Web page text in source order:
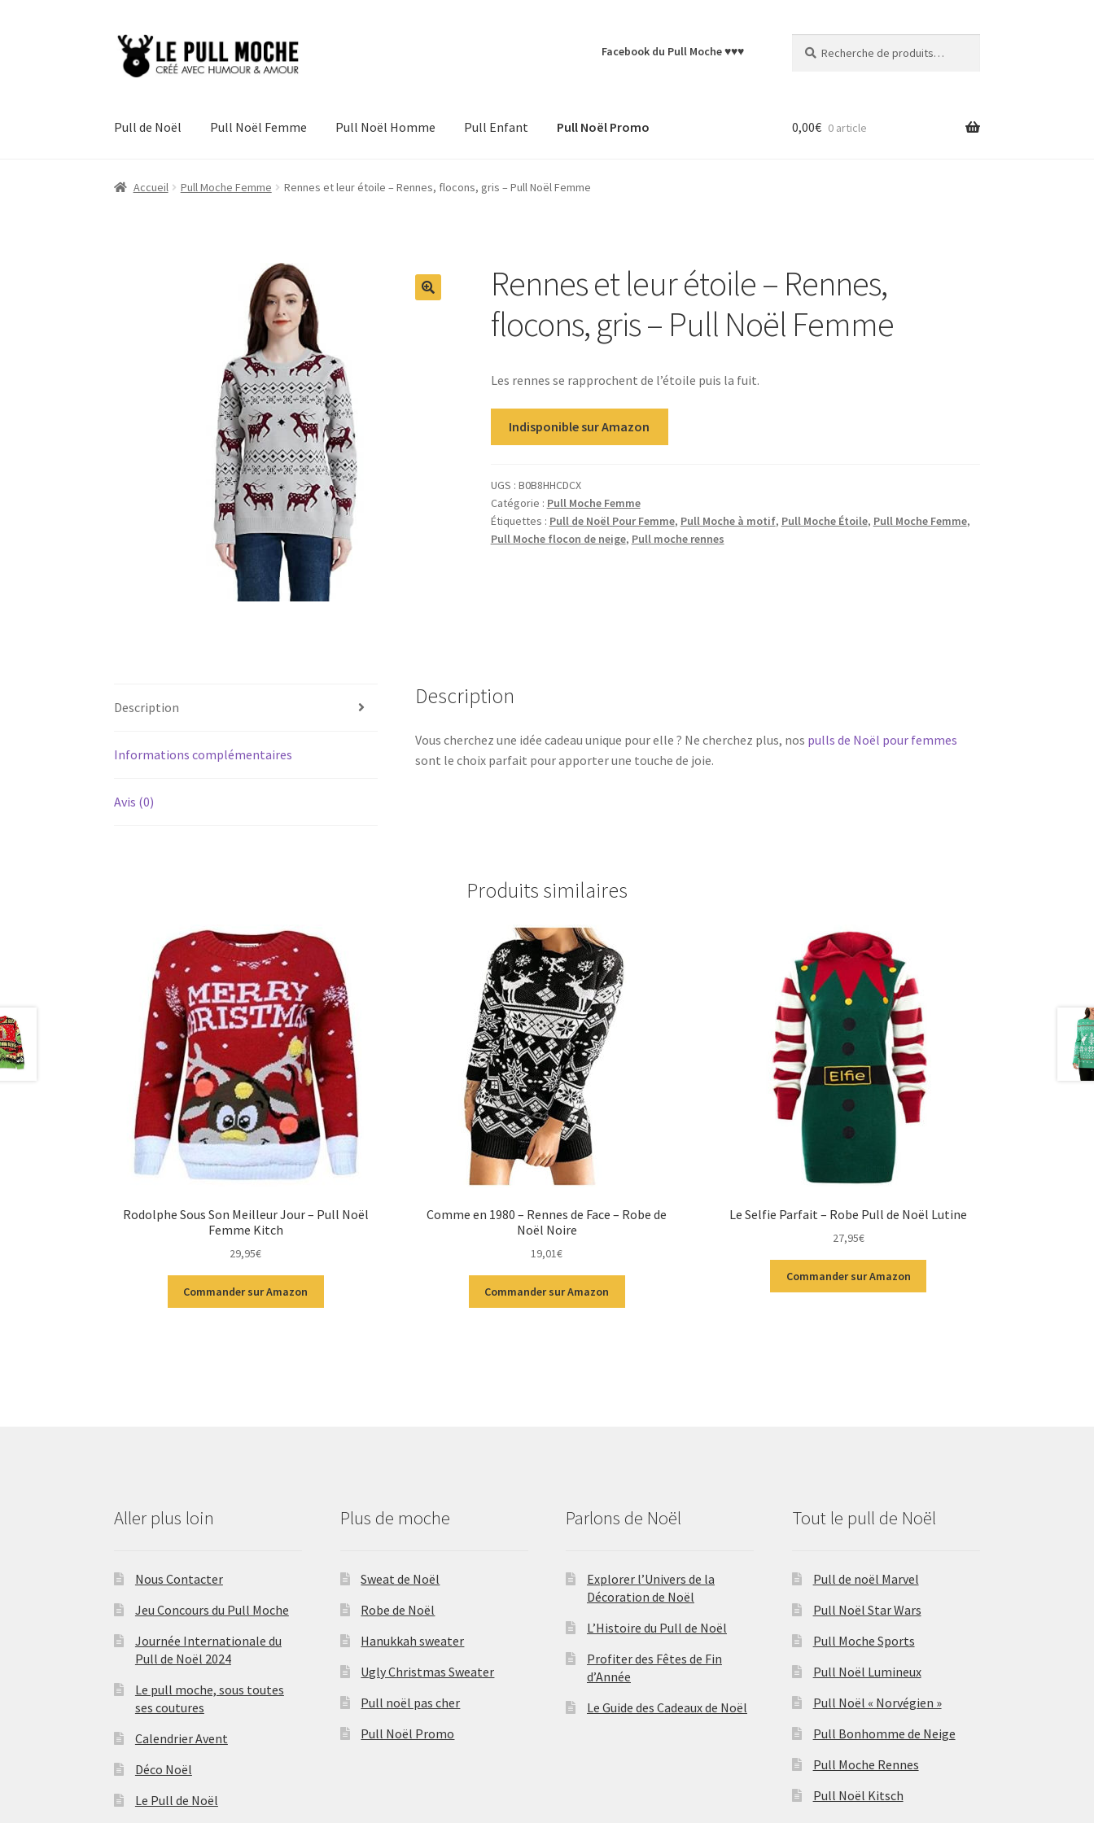
Aller
Aller
au
Facebook du Pull Moche ♥♥♥
pour :
Pull de Noël Pull Noël Femme Pull Noël Homme Pull Enfant Pull Noël Promo 0,00€ 0 article
Accueil Pull Moche Femme Rennes et leur étoile – Rennes, flocons, gris – Pull Noël Femme
Rennes et leur étoile – Rennes,
flocons, gris – Pull Noël Femme
Les rennes se rapprochent de l’étoile puis la fuit.
Indisponible sur Amazon
UGS : B0B8HHCDCX
Catégorie : Pull Moche Femme
Étiquettes : Pull de Noël Pour Femme, Pull Moche à motif, Pull Moche Étoile, Pull Moche Femme,
Pull Moche flocon de neige, Pull moche rennes
Description
Informations complémentaires
Avis (0)
Description
Vous cherchez une idée cadeau unique pour elle ? Ne cherchez plus, nos pulls de Noël pour femmes
sont le choix parfait pour apporter une touche de joie.
Produits similaires
Rodolphe Sous Son Meilleur Jour – Pull Noël
Femme Kitch
29,95€
Commander sur Amazon
Comme en 1980 – Rennes de Face – Robe de
Noël Noire
19,01€
Commander sur Amazon
Le Selfie Parfait – Robe Pull de Noël Lutine
27,95€
Commander sur Amazon
Aller plus loin
Nous Contacter
Jeu Concours du Pull Moche
Journée Internationale du
Pull de Noël 2024
Le pull moche, sous toutes
ses coutures
Calendrier Avent
Déco Noël
Le Pull de Noël
Plus de moche
Sweat de Noël
Robe de Noël
Hanukkah sweater
Ugly Christmas Sweater
Pull noël pas cher
Pull Noël Promo
Parlons de Noël
Explorer l’Univers de la
Décoration de Noël
L’Histoire du Pull de Noël
Profiter des Fêtes de Fin
d’Année
Le Guide des Cadeaux de Noël
Tout le pull de Noël
Pull de noël Marvel
Pull Noël Star Wars
Pull Moche Sports
Pull Noël Lumineux
Pull Noël « Norvégien »
Pull Bonhomme de Neige
Pull Moche Rennes
Pull Noël Kitsch